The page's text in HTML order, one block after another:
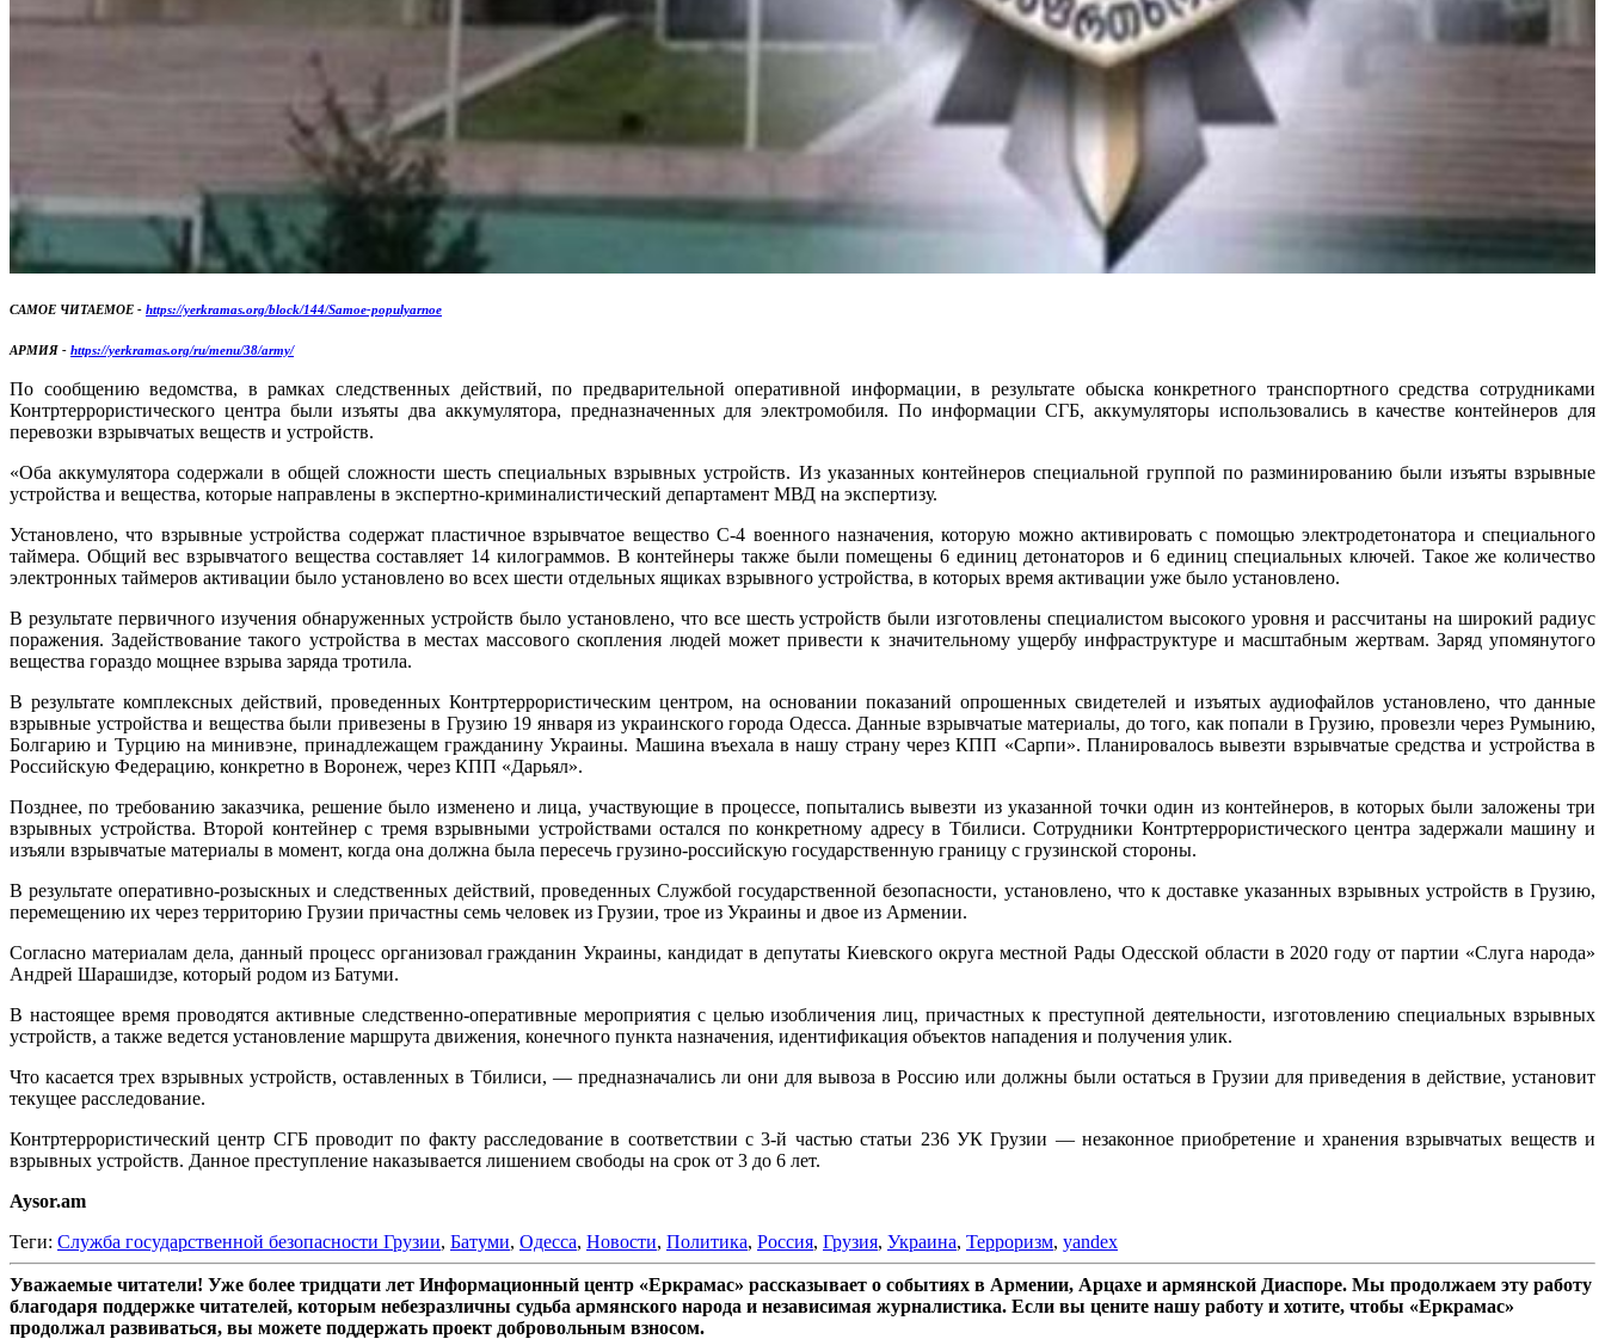
САМОЕ ЧИТАЕМОЕ - https://yerkramas.org/block/144/Samoe-populyarnoe
АРМИЯ - https://yerkramas.org/ru/menu/38/army/
По сообщению ведомства, в рамках следственных действий, по предварительной оперативной информации, в результате обыска конкретного транспортного средства сотрудниками
Контртеррористического центра были изъяты два аккумулятора, предназначенных для электромобиля. По информации СГБ, аккумуляторы использовались в качестве контейнеров для
перевозки взрывчатых веществ и устройств.
«Оба аккумулятора содержали в общей сложности шесть специальных взрывных устройств. Из указанных контейнеров специальной группой по разминированию были изъяты взрывные
устройства и вещества, которые направлены в экспертно-криминалистический департамент МВД на экспертизу.
Установлено, что взрывные устройства содержат пластичное взрывчатое вещество С-4 военного назначения, которую можно активировать с помощью электродетонатора и специального
таймера. Общий вес взрывчатого вещества составляет 14 килограммов. В контейнеры также были помещены 6 единиц детонаторов и 6 единиц специальных ключей. Такое же количество
электронных таймеров активации было установлено во всех шести отдельных ящиках взрывного устройства, в которых время активации уже было установлено.
В результате первичного изучения обнаруженных устройств было установлено, что все шесть устройств были изготовлены специалистом высокого уровня и рассчитаны на широкий радиус
поражения. Задействование такого устройства в местах массового скопления людей может привести к значительному ущербу инфраструктуре и масштабным жертвам. Заряд упомянутого
вещества гораздо мощнее взрыва заряда тротила.
В результате комплексных действий, проведенных Контртеррористическим центром, на основании показаний опрошенных свидетелей и изъятых аудиофайлов установлено, что данные
взрывные устройства и вещества были привезены в Грузию 19 января из украинского города Одесса. Данные взрывчатые материалы, до того, как попали в Грузию, провезли через Румынию,
Болгарию и Турцию на минивэне, принадлежащем гражданину Украины. Машина въехала в нашу страну через КПП «Сарпи». Планировалось вывезти взрывчатые средства и устройства в
Российскую Федерацию, конкретно в Воронеж, через КПП «Дарьял».
Позднее, по требованию заказчика, решение было изменено и лица, участвующие в процессе, попытались вывезти из указанной точки один из контейнеров, в которых были заложены три
взрывных устройства. Второй контейнер с тремя взрывными устройствами остался по конкретному адресу в Тбилиси. Сотрудники Контртеррористического центра задержали машину и
изъяли взрывчатые материалы в момент, когда она должна была пересечь грузино-российскую государственную границу с грузинской стороны.
В результате оперативно-розыскных и следственных действий, проведенных Службой государственной безопасности, установлено, что к доставке указанных взрывных устройств в Грузию,
перемещению их через территорию Грузии причастны семь человек из Грузии, трое из Украины и двое из Армении.
Согласно материалам дела, данный процесс организовал гражданин Украины, кандидат в депутаты Киевского округа местной Рады Одесской области в 2020 году от партии «Слуга народа»
Андрей Шарашидзе, который родом из Батуми.
В настоящее время проводятся активные следственно-оперативные мероприятия с целью изобличения лиц, причастных к преступной деятельности, изготовлению специальных взрывных
устройств, а также ведется установление маршрута движения, конечного пункта назначения, идентификация объектов нападения и получения улик.
Что касается трех взрывных устройств, оставленных в Тбилиси, — предназначались ли они для вывоза в Россию или должны были остаться в Грузии для приведения в действие, установит
текущее расследование.
Контртеррористический центр СГБ проводит по факту расследование в соответствии с 3-й частью статьи 236 УК Грузии — незаконное приобретение и хранения взрывчатых веществ и
взрывных устройств. Данное преступление наказывается лишением свободы на срок от 3 до 6 лет.
Aysor.am
Теги: Служба государственной безопасности Грузии, Батуми, Одесса, Новости, Политика, Россия, Грузия, Украина, Терроризм, yandex
Уважаемые читатели! Уже более тридцати лет Информационный центр «Еркрамас» рассказывает о событиях в Армении, Арцахе и армянской Диаспоре. Мы продолжаем эту работу
благодаря поддержке читателей, которым небезразличны судьба армянского народа и независимая журналистика. Если вы цените нашу работу и хотите, чтобы «Еркрамас»
продолжал развиваться, вы можете поддержать проект добровольным взносом.